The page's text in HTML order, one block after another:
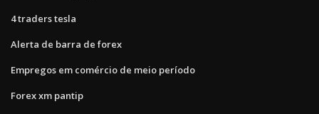
4 traders tesla
Alerta de barra de forex
Empregos em comércio de meio período
Forex xm pantip